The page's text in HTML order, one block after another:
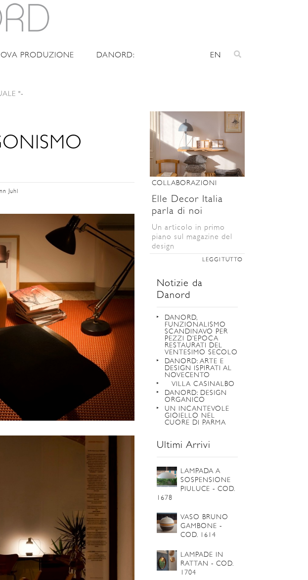
PRODUZIONE DANORD: EN
"-
Juhl
COLLABORAZIONI
Elle Decor Italia
parla di noi
Un articolo in primo
piano sul magazine del
design
LEGGI TUTTO
Notizie da
Danord
DANORD,
FUNZIONALISMO
SCANDINAVO PER
PEZZI D’EPOCA
RESTAURATI DEL
VENTESIMO SECOLO
DANORD: ARTE E
DESIGN ISPIRATI AL
NOVECENTO
VILLA CASINALBO
DANORD: DESIGN
ORGANICO
UN INCANTEVOLE
GIOIELLO NEL
CUORE DI PARMA
Ultimi Arrivi
LAMPADA A
SOSPENSIONE
PIULUCE - COD.
1678
VASO BRUNO
GAMBONE -
COD. 1614
LAMPADE IN
RATTAN - COD.
1704